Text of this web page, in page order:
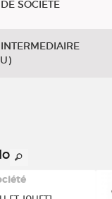
SOCIETE